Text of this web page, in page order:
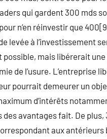
qui gardent 300 mds
n’en réinvestir que
levée à l’investissement
possible, mais libérerait
de l’usure. L’entreprise
pourrait demeurer un
d’intérêts
des avantages fait. De plus,
aux antérieurs